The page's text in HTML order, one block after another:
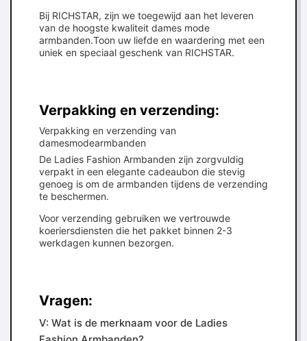
Bij RICHSTAR, zijn we toegewijd aan het leveren
van de hoogste kwaliteit dames mode
armbanden.Toon uw liefde en waardering met een
uniek en speciaal geschenk van RICHSTAR.
Verpakking en verzending:
Verpakking en verzending van
damesmodearmbanden
De Ladies Fashion Armbanden zijn zorgvuldig
verpakt in een elegante cadeaubon die stevig
genoeg is om de armbanden tijdens de verzending
te beschermen.
Voor verzending gebruiken we vertrouwde
koeriersdiensten die het pakket binnen 2-3
werkdagen kunnen bezorgen.
Vragen:
V: Wat is de merknaam voor de Ladies